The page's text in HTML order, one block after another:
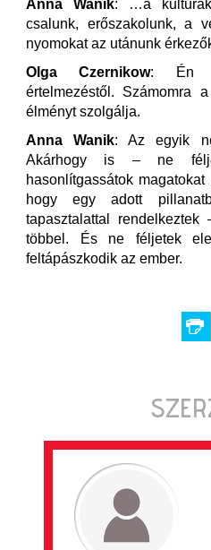
Anna Wanik: …a kultúrák
csalunk, erőszakolunk, a
nyomokat az utánunk
Olga Czernikow: Én
értelmezéstől. Számomra
élményt szolgálja.
Anna Wanik: Az egyik
Akárhogy is – ne
hasonlítgassátok
hogy egy adott
tapasztalattal
többel. És ne féljetek
feltápászkodik az ember.